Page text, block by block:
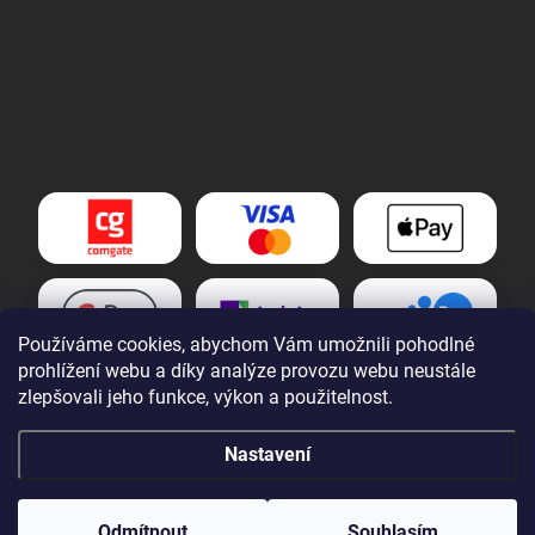
Používáme cookies, abychom Vám umožnili pohodlné
prohlížení webu a díky analýze provozu webu neustále
zlepšovali jeho funkce, výkon a použitelnost.
Nastavení
Copyright 2026Tomek nářadí s.r.o.. Všechna práva vyhrazena.Upravit